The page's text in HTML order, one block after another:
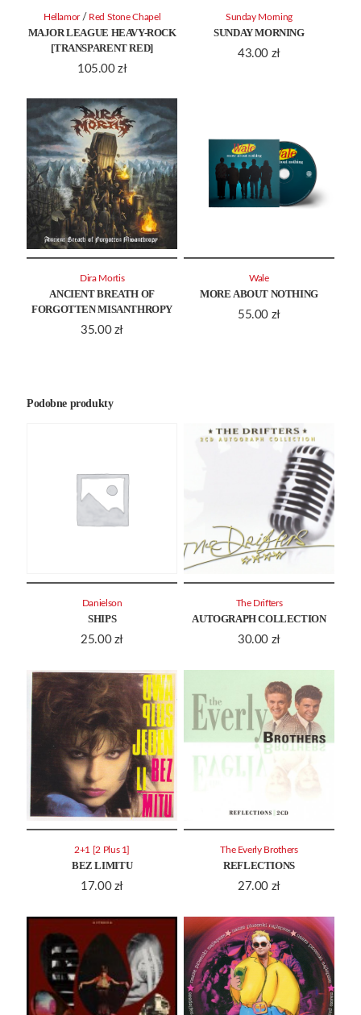
MAJOR LEAGUE HEAVY-ROCK
[TRANSPARENT RED]
105.00 zł
Hellamor / Red Stone Chapel
SUNDAY MORNING
43.00 zł
Sunday Morning
ANCIENT BREATH OF
FORGOTTEN MISANTHROPY
35.00 zł
Dira Mortis
MORE ABOUT NOTHING
55.00 zł
Wale
Podobne produkty
SHIPS
25.00 zł
Danielson
AUTOGRAPH COLLECTION
30.00 zł
The Drifters
BEZ LIMITU
17.00 zł
2+1 [2 Plus 1]
REFLECTIONS
27.00 zł
The Everly Brothers